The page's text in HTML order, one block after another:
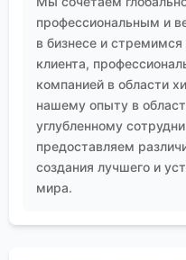
профессиональным и
в бизнесе и стремимся
клиента,
компанией в области
нашему опыту в
углубленному
предоставляем
создания лучшего и
мира.